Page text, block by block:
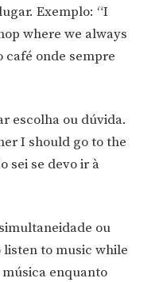
Exemplo: “I
where we always
café onde sempre
escolha ou dúvida.
I should go to the
sei se devo ir à
ou
to music while
música enquanto